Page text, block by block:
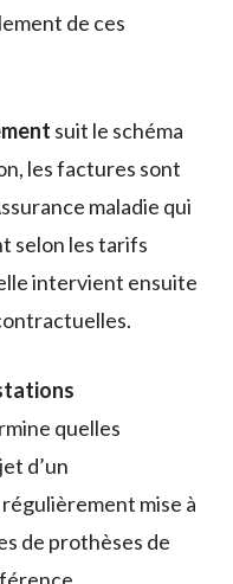
de ces
suit le schéma
les factures sont
maladie qui
selon les tarifs
intervient ensuite
quelles
d’un
mise à
de prothèses de